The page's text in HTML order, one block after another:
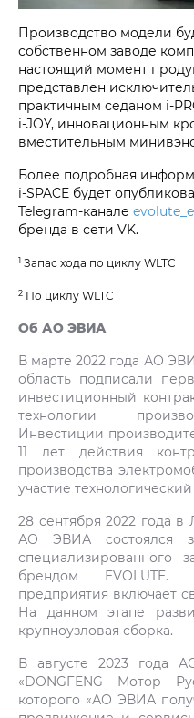
Производство модели
собственном заводе
настоящий момент
представлен
практичным седаном
i‑JOY, инновационным
вместительным
Более подробная
i‑SPACE будет
Telegram-канале
бренда в сети VK.
1 Запас хода по циклу WLTC
2 По циклу WLTC
Об АО ЭВИА
В марте 2022 года АО
область подписали
инвестиционный
технологии
Инвестиции
11 лет действия
производства
участие
28 сентября 2022 года
АО ЭВИА состоялся
специализированного
брендом EVOLUTE.
предприятия включает
На данном этапе
крупноузловая сборка.
В августе 2023 года
«DONGFENG Мотор
которого «АО ЭВИА